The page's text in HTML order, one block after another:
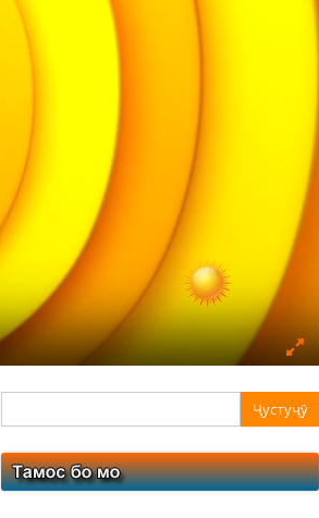
боковая